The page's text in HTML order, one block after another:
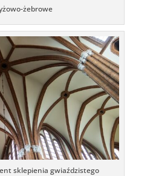
żebrowe
sklepienia gwiaździstego